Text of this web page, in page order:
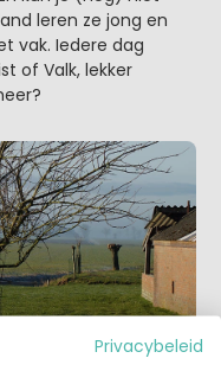
leren ze jong en
vak. Iedere dag
of Valk, lekker
Privacybeleid